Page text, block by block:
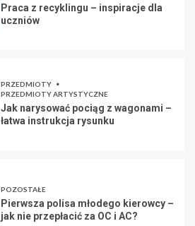
Praca z recyklingu – inspiracje dla
uczniów
PRZEDMIOTY
PRZEDMIOTY ARTYSTYCZNE
Jak narysować pociąg z wagonami –
łatwa instrukcja rysunku
POZOSTAŁE
Pierwsza polisa młodego kierowcy –
jak nie przepłacić za OC i AC?